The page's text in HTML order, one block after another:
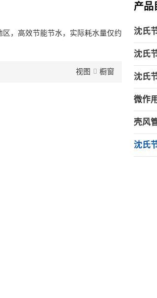
，高效节能节水，实际耗水量仅约
视图 橱窗
产品
沈氏
沈氏
沈氏
微作
壳风
沈氏